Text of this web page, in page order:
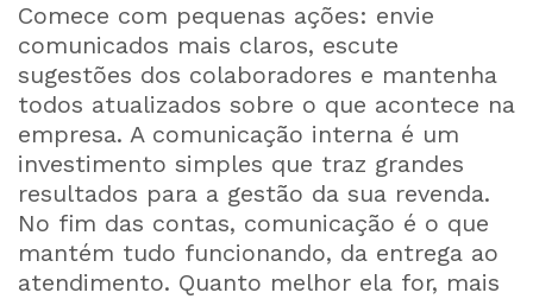
Comece com pequenas ações: envie
comunicados mais claros, escute
sugestões dos colaboradores e mantenha
todos atualizados sobre o que acontece na
empresa. A comunicação interna é um
investimento simples que traz grandes
resultados para a gestão da sua revenda.
No fim das contas, comunicação é o que
mantém tudo funcionando, da entrega ao
atendimento. Quanto melhor ela for, mais